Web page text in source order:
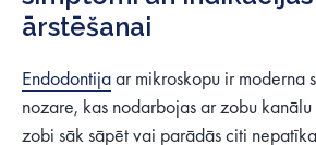
ārstēšanai
Endodontijaar mikroskopu ir moderna
nozare, kas nodarbojas ar zobu kanālu
zobi sāk sāpēt vai parādās citi